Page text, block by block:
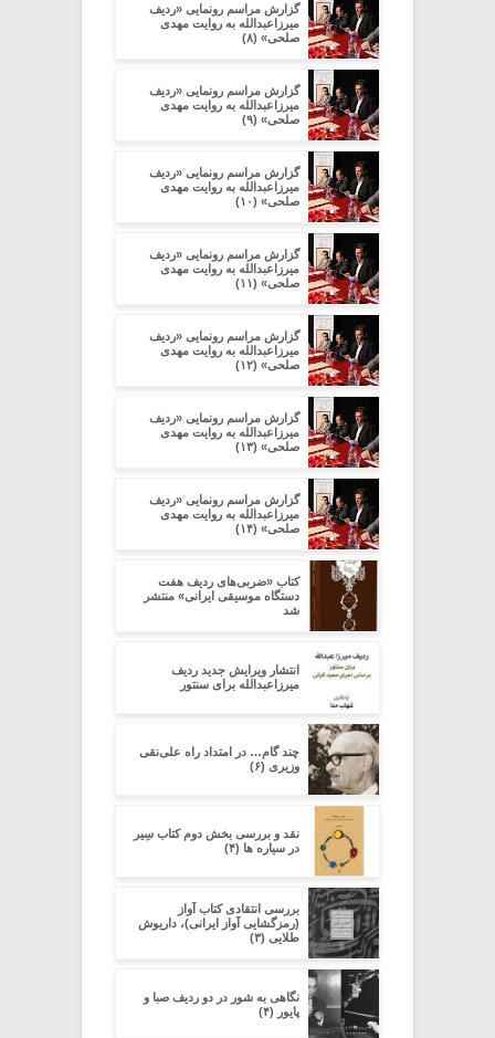
گزارش مراسم رونمایی «ردیف
میرزاعبدالله به روایت مهدی
صلحی» (۸)
گزارش مراسم رونمایی «ردیف
میرزاعبدالله به روایت مهدی
صلحی» (۹)
گزارش مراسم رونمایی «ردیف
میرزاعبدالله به روایت مهدی
صلحی» (۱۰)
گزارش مراسم رونمایی «ردیف
میرزاعبدالله به روایت مهدی
صلحی» (۱۱)
گزارش مراسم رونمایی «ردیف
میرزاعبدالله به روایت مهدی
صلحی» (۱۲)
گزارش مراسم رونمایی «ردیف
میرزاعبدالله به روایت مهدی
صلحی» (۱۳)
گزارش مراسم رونمایی «ردیف
میرزاعبدالله به روایت مهدی
صلحی» (۱۴)
کتاب «ضربی‌های ردیف هفت
دستگاه موسیقی ایرانی» منتشر
شد
انتشار ویرایش جدید ردیف
میرزاعبدالله برای سنتور
چند گام… در امتداد راه علی‌نقی
وزیری (۶)
نقد و بررسی بخش دوم کتاب سِیر
در سیاره ­ها (۴)
بررسی انتقادی کتاب آواز
(رمزگشایی آواز ایرانی)، داریوش
طلایی (۳)
نگاهی به شور در دو ردیف صبا و
پایور (۴)